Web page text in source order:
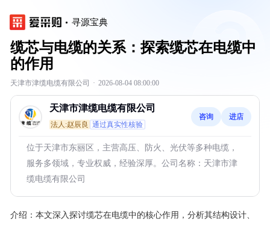
寻源宝典
缆芯与电缆的关系：探索缆芯在电缆中
的作用
天津市津缆电缆有限公司 · 2026-08-04 08:00:00
天津市津缆电缆有限公司
法人:赵辰良 通过真实性核验
咨询 进店
位于天津市东丽区，主营高压、防火、光伏等多种电缆，
服务多领域，专业权威，经验深厚。公司名称：天津市津
缆电缆有限公司
介绍： 本文深入探讨缆芯在电缆中的核心作用，分析其结构设计、